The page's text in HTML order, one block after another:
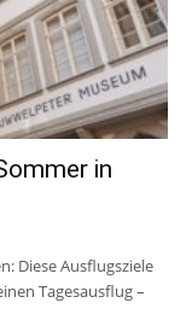
in
Diese Ausflugsziele
Tagesausflug –